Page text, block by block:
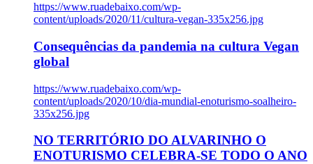
https://www.ruadebaixo.com/wp-
content/uploads/2020/11/cultura-vegan-335x256.jpg
Consequências da pandemia na cultura Vegan
global
https://www.ruadebaixo.com/wp-
content/uploads/2020/10/dia-mundial-enoturismo-soalheiro-
335x256.jpg
NO TERRITÓRIO DO ALVARINHO O
ENOTURISMO CELEBRA-SE TODO O ANO